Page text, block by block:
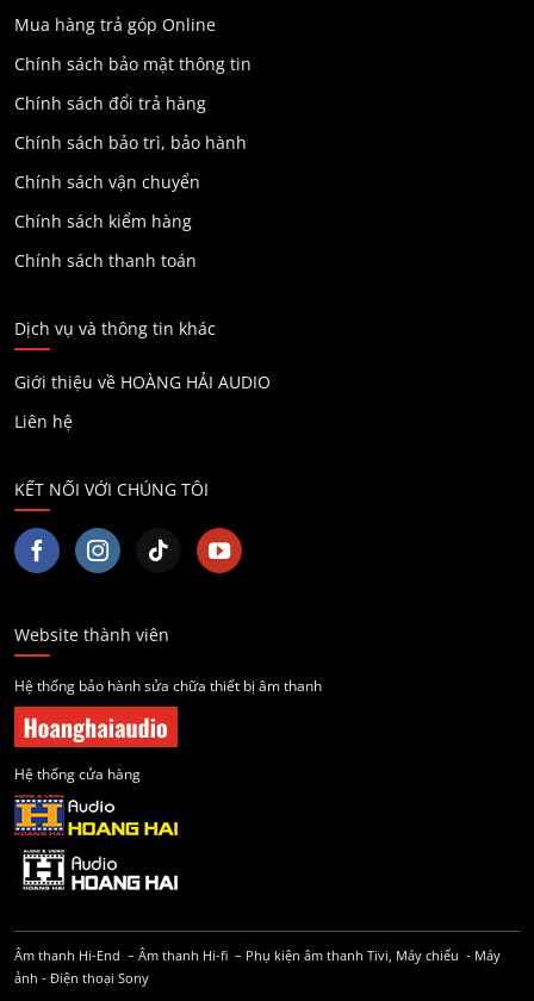
Mua hàng trả góp Online
Chính sách bảo mật thông tin
Chính sách đổi trả hàng
Chính sách bảo trì, bảo hành
Chính sách vận chuyển
Chính sách kiểm hàng
Chính sách thanh toán
Dịch vụ và thông tin khác
Giới thiệu về HOÀNG HẢI AUDIO
Liên hệ
KẾT NỐI VỚI CHÚNG TÔI
Website thành viên
Hệ thống bảo hành sửa chữa thiết bị âm thanh
Hệ thống cửa hàng
Âm thanh Hi-End – Âm thanh Hi-fi – Phụ kiện âm thanh Tivi, Máy chiếu - Máy
ảnh - Điện thoại Sony